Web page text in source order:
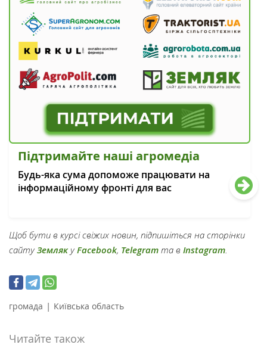
Підтримайте наші агромедіа
Будь-яка сума допоможе працювати на
інформаційному фронті для вас
Щоб бути в курсі свіжих новин, підпишіться на сторінки
сайтуЗемлякуFacebook, Telegram та в Instagram.
громада | Київська область
Читайте також